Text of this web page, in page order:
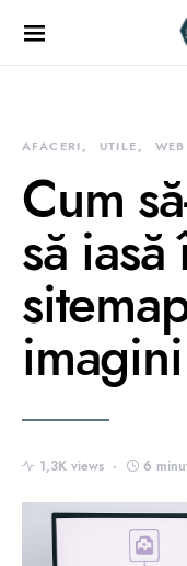
AFACERI UTILE
Cum
să
1,3K views 6